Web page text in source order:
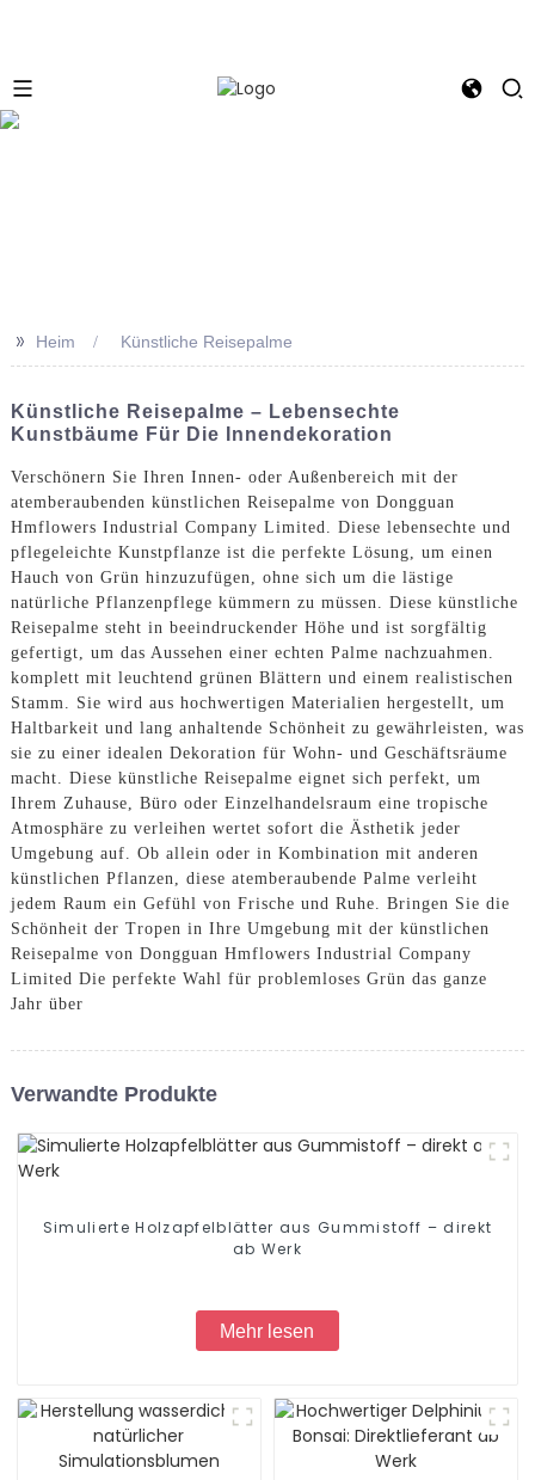
>> Heim Künstliche Reisepalme
Künstliche Reisepalme – Lebensechte
Kunstbäume Für Die Innendekoration
Verschönern Sie Ihren Innen- oder Außenbereich mit der
atemberaubenden künstlichen Reisepalme von Dongguan
Hmflowers Industrial Company Limited. Diese lebensechte und
pflegeleichte Kunstpflanze ist die perfekte Lösung, um einen
Hauch von Grün hinzuzufügen, ohne sich um die lästige
natürliche Pflanzenpflege kümmern zu müssen. Diese künstliche
Reisepalme steht in beeindruckender Höhe und ist sorgfältig
gefertigt, um das Aussehen einer echten Palme nachzuahmen.
komplett mit leuchtend grünen Blättern und einem realistischen
Stamm. Sie wird aus hochwertigen Materialien hergestellt, um
Haltbarkeit und lang anhaltende Schönheit zu gewährleisten, was
sie zu einer idealen Dekoration für Wohn- und Geschäftsräume
macht. Diese künstliche Reisepalme eignet sich perfekt, um
Ihrem Zuhause, Büro oder Einzelhandelsraum eine tropische
Atmosphäre zu verleihen wertet sofort die Ästhetik jeder
Umgebung auf. Ob allein oder in Kombination mit anderen
künstlichen Pflanzen, diese atemberaubende Palme verleiht
jedem Raum ein Gefühl von Frische und Ruhe. Bringen Sie die
Schönheit der Tropen in Ihre Umgebung mit der künstlichen
Reisepalme von Dongguan Hmflowers Industrial Company
Limited Die perfekte Wahl für problemloses Grün das ganze
Jahr über
Verwandte Produkte
Simulierte Holzapfelblätter aus Gummistoff – direkt
ab Werk
Mehr lesen